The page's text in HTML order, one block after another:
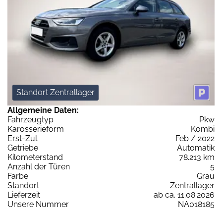
Standort Zentrallager
Allgemeine Daten:
Fahrzeugtyp
Pkw
Karosserieform
Kombi
Erst-Zul.
Feb / 2022
Getriebe
Automatik
Kilometerstand
78.213 km
Anzahl der Türen
5
Farbe
Grau
Standort
Zentrallager
Lieferzeit
ab ca. 11.08.2026
Unsere Nummer
NA018185